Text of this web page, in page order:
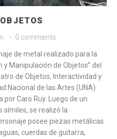
0 comments
de metal realizado para la
Manipulación de Objetos” del
de Objetos, Interactividad y
Nacional de las Artes (UNA)
Caro Ruy. Luego de un
símiles, se realizó la
posee piezas metálicas
cuerdas de guitarra,